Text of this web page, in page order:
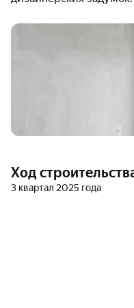
Проект реализует
строительства в
облик городов,
Главная задача
возводить здания, но
Ход
3 квартал 2025 года